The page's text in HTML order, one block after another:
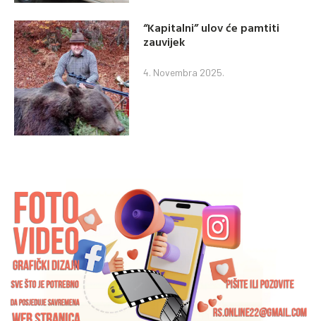
“Kapitalni” ulov će pamtiti
zauvijek
4. Novembra 2025.